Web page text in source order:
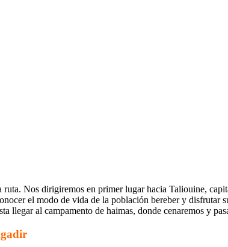
Nos dirigiremos en primer lugar hacia Taliouine,
el modo de vida de la población bereber y disfrutar
llegar al campamento de haimas, donde cenaremos y